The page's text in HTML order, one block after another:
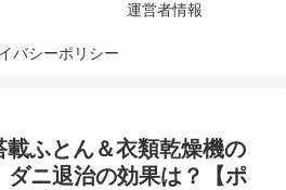
運営者情報
バシーポリシー
載ふとん＆衣類乾燥機の
ダニ退治の効果は？【ポ